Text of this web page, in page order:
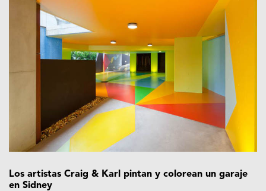
Los artistas Craig & Karl pintan y colorean un garaje
en Sidney